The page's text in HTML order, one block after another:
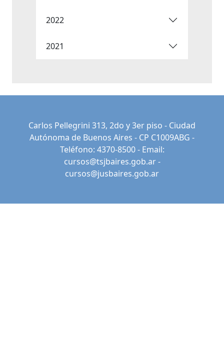
2022
2021
Carlos Pellegrini 313, 2do y 3er piso - Ciudad
Autónoma de Buenos Aires - CP C1009ABG -
Teléfono: 4370-8500 - Email:
cursos@tsjbaires.gob.ar-
cursos@jusbaires.gob.ar